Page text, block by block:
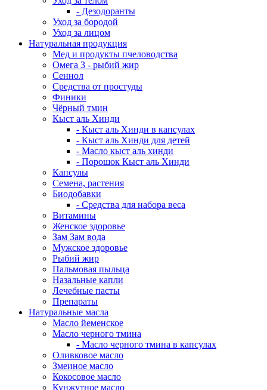
- Дезодоранты
Уход за бородой
Уход за лицом
Натуральная продукция
Мед и продукты пчеловодства
Омега 3 - рыбий жир
Сеннол
Средства от простуды
Финики
Чёрный тмин
Кыст аль Хинди
- Кыст аль Хинди в капсулах
- Кыст аль Хинди для детей
- Масло кыст аль хинди
- Порошок Кыст аль Хинди
Капсулы
Семена, растения
Биодобавки
- Средства для набора веса
Витамины
Женское здоровье
Зам Зам вода
Мужское здоровье
Рыбий жир
Пальмовая пыльца
Назальные капли
Лечебные пасты
Препараты
Натуральные масла
Масло йеменское
Масло черного тмина
- Масло черного тмина в капсулах
Оливковое масло
Змеиное масло
Кокосовое масло
Кунжутное масло